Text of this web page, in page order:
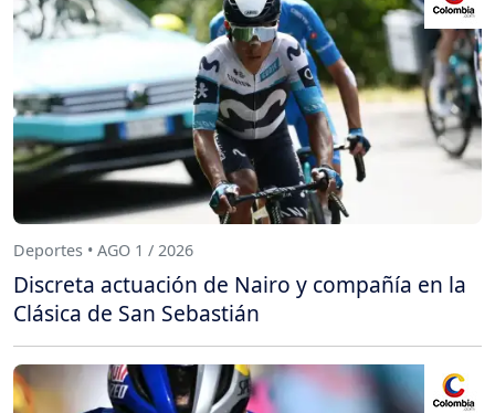
Deportes • AGO 1 / 2026
Discreta actuación de Nairo y compañía en la
Clásica de San Sebastián